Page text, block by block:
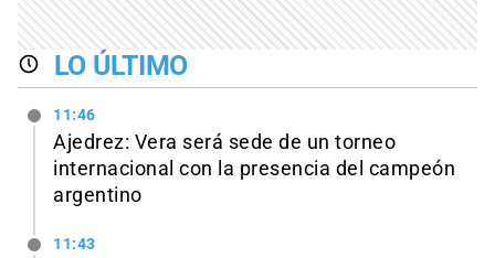
LO ÚLTIMO
11:46
Ajedrez: Vera será sede de un torneo
internacional con la presencia del campeón
argentino
11:43